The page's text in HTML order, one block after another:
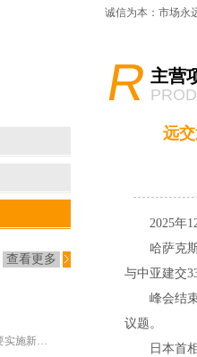
诚信为本：市场永远在
查看更多
美国国会参议院Durbin警告特朗普不要实施新闻印刷纸关税
R主营
远
2025年12
哈萨克斯
与中亚建交
峰会结束
议题。
日本首相